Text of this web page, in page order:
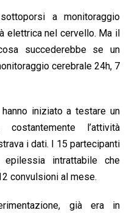
a monitoraggio
elettrica nel cervello. Ma il
succederebbe se un
cerebrale 24h, 7
iniziato a testare un
l’attività
i dati. I 15 partecipanti
intrattabile che
convulsioni al mese.
già era in